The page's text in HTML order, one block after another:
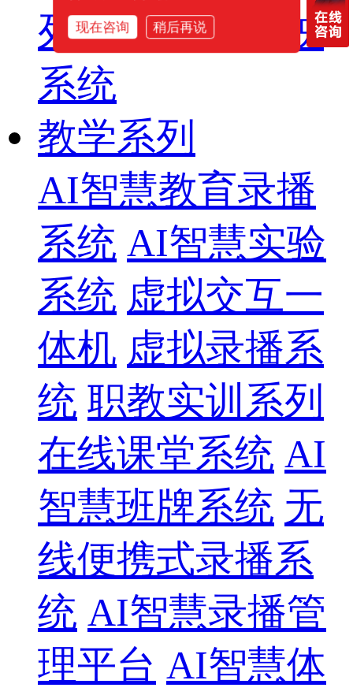
列 智慧影片放映
系统
教学系列
AI智慧教育录播
系统 AI智慧实验
系统 虚拟交互一
体机 虚拟录播系
统 职教实训系列
在线课堂系统 AI
智慧班牌系统 无
线便携式录播系
统 AI智慧录播管
理平台 AI智慧体
现在咨询 稍后再说